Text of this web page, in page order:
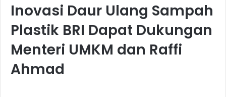
Inovasi Daur Ulang Sampah
Plastik BRI Dapat Dukungan
Menteri UMKM dan Raffi
Ahmad